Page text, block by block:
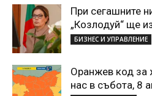
При сегашните
„Козлодуй“ ще
БИЗНЕС И УПРАВЛЕНИЕ
Оранжев код за
нас в събота, 8